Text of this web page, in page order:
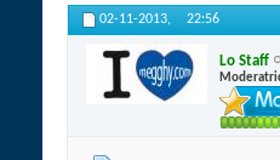
02-11-2013, 22:56
Lo Staff